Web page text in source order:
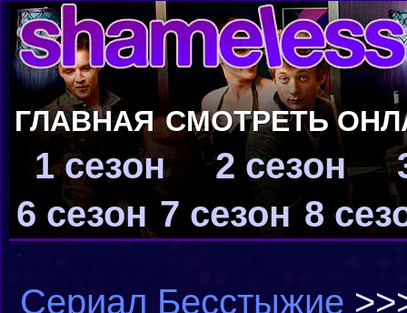
ГЛАВНАЯ СМОТРЕТЬ
1 сезон 2 сезон
6 сезон 7 сезон 8
Сериал Бесстыжие